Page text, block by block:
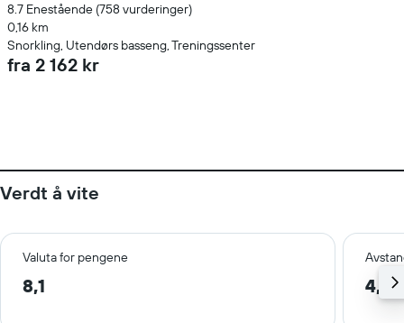
8.7 Enestående (758 vurderinger)
0,16 km
Snorkling, Utendørs basseng, Treningssenter
fra 2 162 kr
Verdt å vite
Valuta for pengene
8,1 4,8